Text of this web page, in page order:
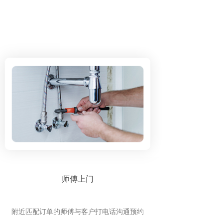
师傅上门
附近匹配订单的师傅与客户打电话沟通预约